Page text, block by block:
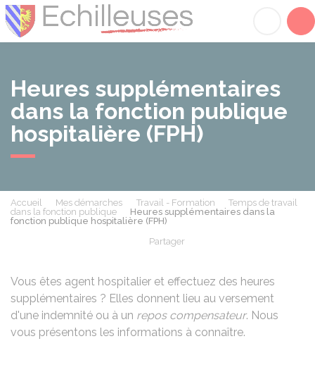
Heures supplémentaires
dans la fonction publique
hospitalière (FPH)
Accueil Mes démarches Travail - Formation
Temps de travail
dans la fonction publique
Heures supplémentaires dans la
fonction publique hospitalière (FPH)
Partager
Vous êtes agent hospitalier et effectuez des heures
supplémentaires ? Elles donnent lieu au versement
d'une indemnité ou à un repos compensateur. Nous
vous présentons les informations à connaître.